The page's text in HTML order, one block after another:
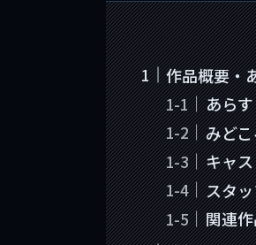
作品概要・
あら
みど
キャ
スタ
関連